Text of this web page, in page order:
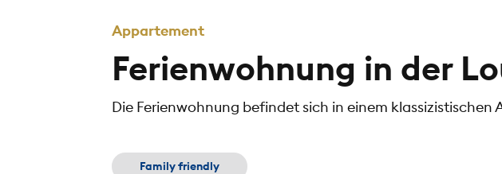
Appartement
Ferienwohnung in der
Die Ferienwohnung befindet sich in einem
Family friendly